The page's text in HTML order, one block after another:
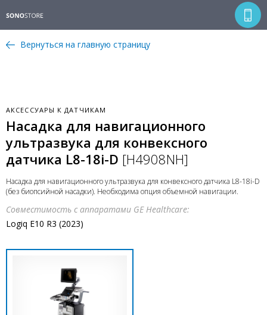
Вернуться на главную страницу
АКСЕССУАРЫ К ДАТЧИКАМ
Насадка для навигационного
ультразвука для конвексного
датчика L8-18i-D [H4908NH]
Насадка для навигационного ультразвука для конвексного датчика L8-18i-D
(без биопсийной насадки). Необходима опция объемной навигации.
Совместимость с аппаратами GE Healthcare:
Logiq E10 R3 (2023)